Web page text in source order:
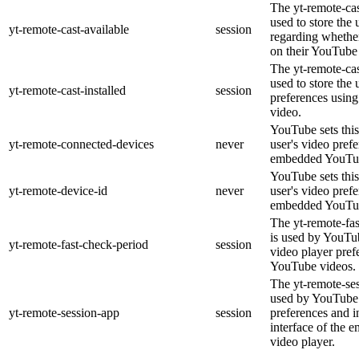
yt-remote-cast-available session
The yt-remote-
used to store the
regarding
on their
yt-remote-cast-installed session
The yt-remote-
used to store the
preferences
video.
yt-remote-connected-devices never
YouTube sets
user's video
embedded
yt-remote-device-id never
YouTube sets
user's video
embedded
yt-remote-fast-check-period session
The yt-remote-
is used by
video player
YouTube videos.
yt-remote-session-app session
The yt-remote-
used by
preferences and
interface of the
video player.